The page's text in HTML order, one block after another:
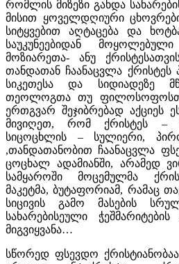
რომლის მიზეზი გახდა
მისით ყოველდღიური
სიტყვებით აღტაცება და
საუკუნეებიდან
მოზიარეთა- ანუ
თანდათან ჩაანაცვლა ქრისტეს
სიკეთესა და სიდიადეზე
თეოლოგთა თუ
ერთგვარ შეჯიბრებად აქციეს
მივიღეთ, რომ ქრისტეს –
სიცოცხლის – სულიერი,
,თანდათანობით ჩაანაცვლა
ცოცხალ ადამიანში, არამედ
სამყაროში მოცემულმა
მაკეტმა, ბუტაფორიამ, რამაც
სიცივის გამო მასების
სახარებისეული
მიგვიყვანა…
სწორედ ფსევდო ქრისტიანობაა